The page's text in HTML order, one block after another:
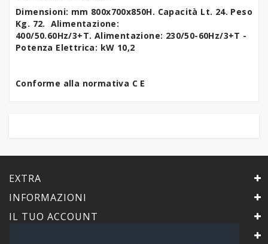
Dimensioni: mm 800x700x850H. Capacità Lt. 24. Peso
Kg. 72. Alimentazione:
400/50.60Hz/3+T. Alimentazione: 230/50-60Hz/3+T -
Potenza Elettrica: kW 10,2
Conforme alla normativa C E
EXTRA
INFORMAZIONI
IL TUO ACCOUNT